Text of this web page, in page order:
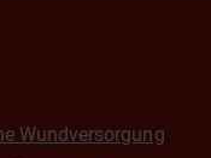
Wundversorgung